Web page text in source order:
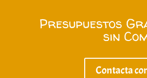
Presupuestos
sin
Contacta